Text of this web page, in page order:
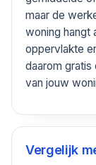
maar de
woning hangt
oppervlakte
daarom gratis
van jouw
Vergelijk